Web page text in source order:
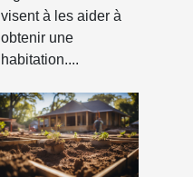
visent à les aider à
obtenir une
habitation....